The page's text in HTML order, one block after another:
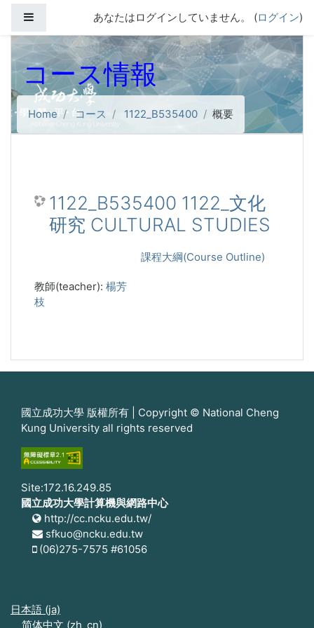
サイドパネルあなたはログインしていません。 (ログイン)
コース情報
Home コース 1122_B535400 概要
1122_B535400 1122_文化
研究 CULTURAL STUDIES
課程大綱(Course Outline)
教師(teacher): 楊芳
枝
國立成功大學 版權所有 | Copyright © National Cheng
Kung University all rights reserved
Site:172.16.249.85
國立成功大學計算機與網路中心
http://cc.ncku.edu.tw/
sfkuo@ncku.edu.tw
(06)275-7575 #61056
日本語 ‎(ja)‎
简体中文 ‎(zh_cn)‎